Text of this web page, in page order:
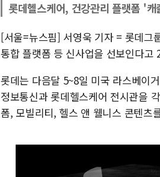
롯데헬스케어, 건강관리 플랫폼 '
[서울=뉴스핌] 서영욱 기자 = 롯데그
통합 플랫폼 등 신사업을 선보인다고
롯데는 다음달 5~8일 미국 라스베
정보통신과 롯데헬스케어 전시관을
폼, 모빌리티, 헬스 앤 웰니스 콘텐츠